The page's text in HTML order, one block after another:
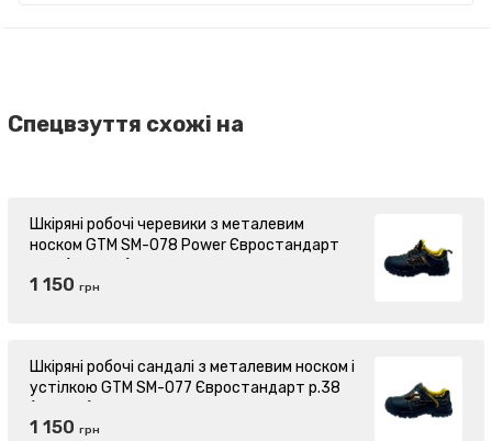
Спецвзуття схожі на
Шкіряні робочі черевики з металевим
носком GTM SM-078 Power Євростандарт
1 150 грн
Шкіряні робочі сандалі з металевим носком і
устілкою GTM SM-077 Євростандарт р.38
1 150 грн